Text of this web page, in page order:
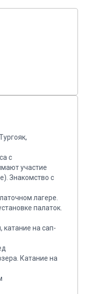
с
участие
Знакомство с
лагере.
палаток.
на сап-
Катание на